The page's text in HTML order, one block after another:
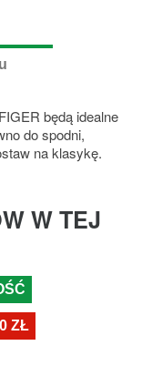
będą idealne
do spodni,
na klasykę.
W TEJ
ZŁ